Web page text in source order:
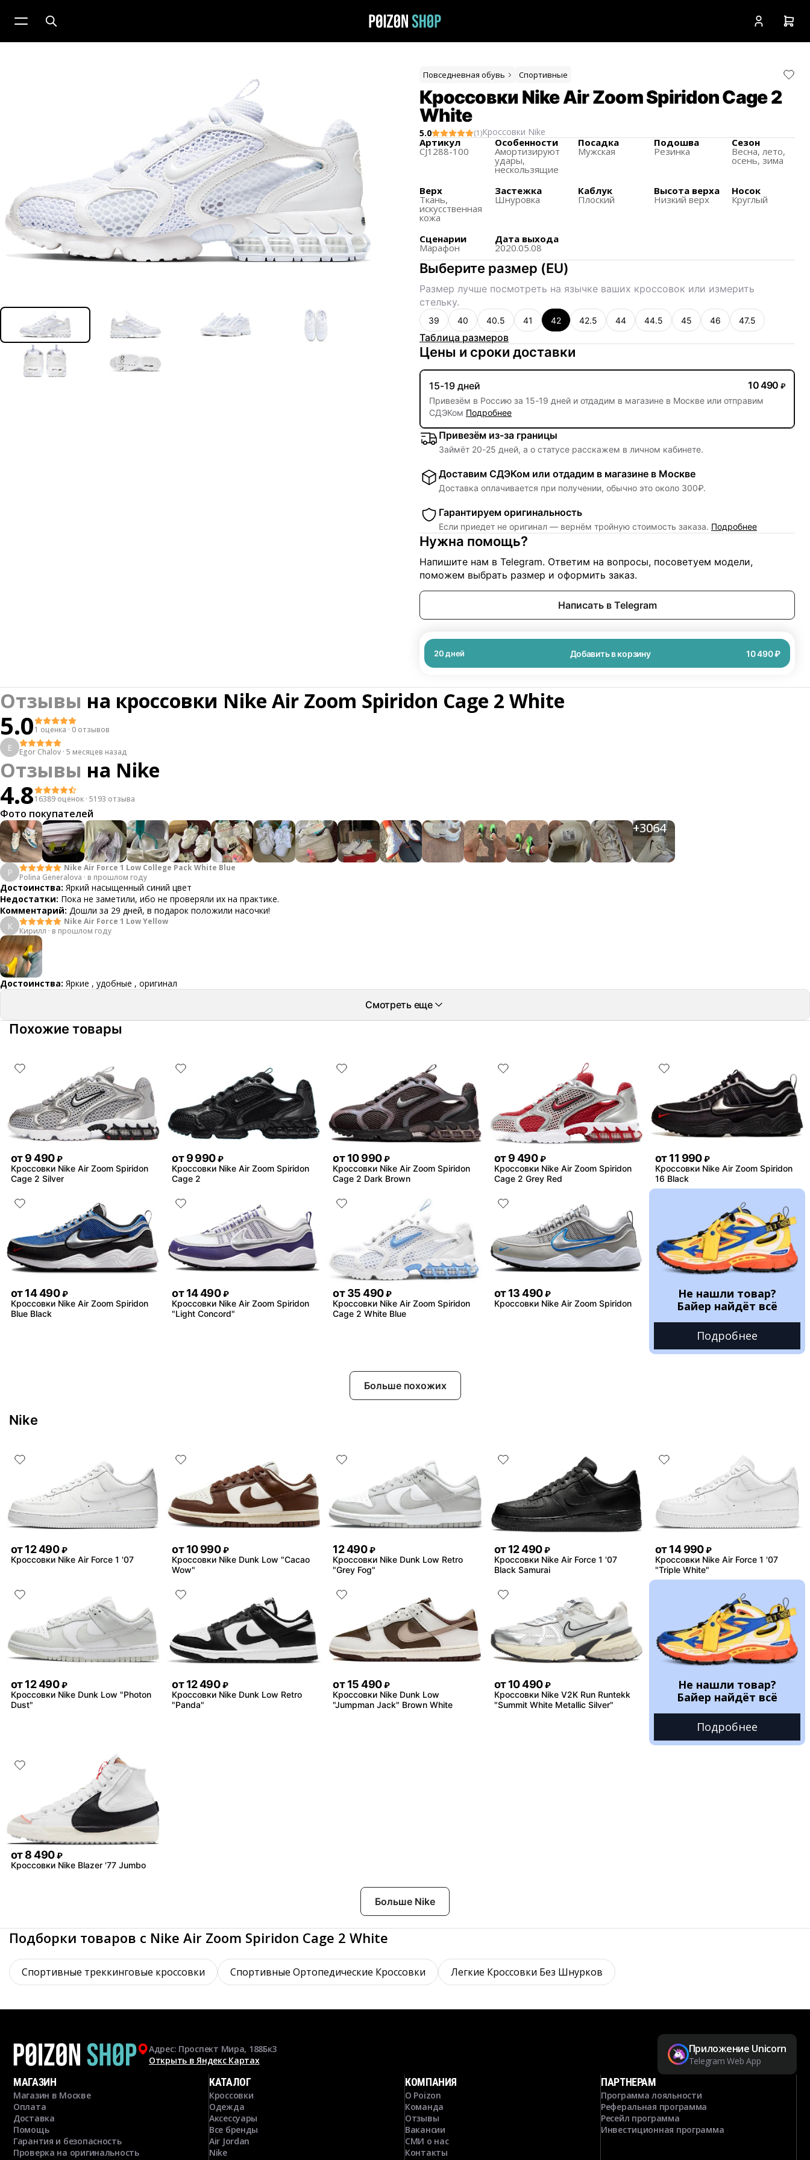
Повседневная обувь Спортивные
Кроссовки Nike Air Zoom Spiridon Cage 2
White
5.0 (1)Кроссовки Nike
Артикул
CJ1288-100
Особенности
Амортизируют
удары,
нескользящиe
Посадка
Мужская
Подошва
Резинка
Сезон
Весна, лето,
осень, зима
Верх
Ткань,
искусственная
кожа
Застежка
Шнуровка
Каблук
Плоский
Высота верха
Низкий верх
Носок
Круглый
Сценарии
Марафон
Дата выхода
2020.05.08
Выберите размер (EU)
Размер лучше посмотреть на язычке ваших кроссовок или измерить
стельку.
39 40 40.5 41 42 42.5 44 44.5 45 46 47.5
Таблица размеров
Цены и сроки доставки
15-19 дней 10 490 ₽
Привезём в Россию за 15-19 дней и отдадим в магазине в Москве или отправим
СДЭКом Подробнее
Привезём из-за границы
Займёт 20-25 дней, а о статусе расскажем в личном кабинете.
Доставим СДЭКом или отдадим в магазине в Москве
Доставка оплачивается при получении, обычно это около 300₽.
Гарантируем оригинальность
Если приедет не оригинал — вернём тройную стоимость заказа. Подробнее
Нужна помощь?
Напишите нам в Telegram. Ответим на вопросы, посоветуем модели,
поможем выбрать размер и оформить заказ.
Написать в Telegram
20дней Добавить в корзину 10 490 ₽
Отзывы на кроссовки Nike Air Zoom Spiridon Cage 2 White
5.01 оценка · 0 отзывов
E Egor Chalov · 5 месяцев назад
Отзывы на Nike
4.816389 оценок · 5193 отзыва
Фото покупателей
+3064
P
Nike Air Force 1 Low College Pack White Blue
Polina Generalova · в прошлом году
Достоинства: Яркий насыщенный синий цвет
Недостатки: Пока не заметили, ибо не проверяли их на практике.
Комментарий: Дошли за 29 дней, в подарок положили насочки!
К
Nike Air Force 1 Low Yellow
Кирилл · в прошлом году
Достоинства: Яркие , удобные , оригинал
Смотреть еще
Похожие товары
от9 490 ₽
Кроссовки Nike Air Zoom Spiridon
Cage 2 Silver
от 9 990 ₽
Кроссовки Nike Air Zoom Spiridon
Cage 2
от 10 990 ₽
Кроссовки Nike Air Zoom Spiridon
Cage 2 Dark Brown
от 9 490 ₽
Кроссовки Nike Air Zoom Spiridon
Cage 2 Grey Red
от 11 990 ₽
Кроссовки Nike Air Zoom Spiridon
16 Black
от14 490 ₽
Кроссовки Nike Air Zoom Spiridon
Blue Black
от 14 490 ₽
Кроссовки Nike Air Zoom Spiridon
"Light Concord"
от 35 490 ₽
Кроссовки Nike Air Zoom Spiridon
Cage 2 White Blue
от 13 490 ₽
Кроссовки Nike Air Zoom Spiridon
Не нашли товар?
Байер найдёт всё
Подробнее
Больше похожих
Nike
от12 490 ₽
Кроссовки Nike Air Force 1 '07
от 10 990 ₽
Кроссовки Nike Dunk Low "Cacao
Wow"
12 490 ₽
Кроссовки Nike Dunk Low Retro
"Grey Fog"
от 12 490 ₽
Кроссовки Nike Air Force 1 '07
Black Samurai
от 14 990 ₽
Кроссовки Nike Air Force 1 '07
"Triple White"
от12 490 ₽
Кроссовки Nike Dunk Low "Photon
Dust"
от 12 490 ₽
Кроссовки Nike Dunk Low Retro
"Panda"
от 15 490 ₽
Кроссовки Nike Dunk Low
"Jumpman Jack" Brown White
от 10 490 ₽
Кроссовки Nike V2K Run Runtekk
"Summit White Metallic Silver"
Не нашли товар?
Байер найдёт всё
Подробнее
от8 490 ₽
Кроссовки Nike Blazer '77 Jumbo
Больше Nike
Подборки товаров с Nike Air Zoom Spiridon Cage 2 White
Спортивные треккинговые кроссовки Спортивные Ортопедические Кроссовки Легкие Кроссовки Без Шнурков
Адрес: Проспект Мира, 188Бк3
Открыть в Яндекс Картах
Приложение Unicorn
Telegram Web App
МАГАЗИН
Магазин в Москве
Оплата
Доставка
Помощь
Гарантия и безопасность
Проверка на оригинальность
КАТАЛОГ
Кроссовки
Одежда
Аксессуары
Все бренды
Air Jordan
Nike
КОМПАНИЯ
О Poizon
Команда
Отзывы
Вакансии
СМИ о нас
Контакты
ПАРТНЕРАМ
Программа лояльности
Реферальная программа
Ресейл программа
Инвестиционная программа